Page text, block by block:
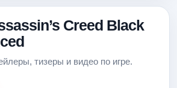
Creed Black
тизеры и видео по игре.